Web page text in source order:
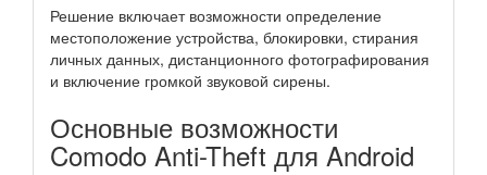
Решение включает возможности определение
местоположение устройства, блокировки, стирания
личных данных, дистанционного фотографирования
и включение громкой звуковой сирены.
Основные возможности
Comodo Anti-Theft для Android